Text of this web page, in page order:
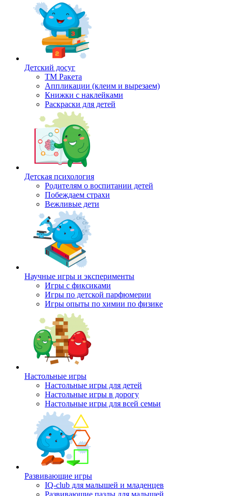
Детский досуг
ТМ Ракета
Аппликации (клеим и вырезаем)
Книжки с наклейками
Раскраски для детей
Детская психология
Родителям о воспитании детей
Побеждаем страхи
Вежливые дети
Научные игры и эксперименты
Игры с фиксиками
Игры по детской парфюмерии
Игры опыты по химии по физике
Настольные игры
Настольные игры для детей
Настольные игры в дорогу
Настольные игры для всей семьи
Развивающие игры
IQ-club для малышей и младенцев
Развивающие пазлы для малышей